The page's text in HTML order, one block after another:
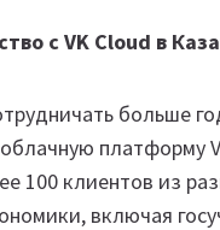
с VK Cloud в
больше
платформу
100 клиентов из
включая